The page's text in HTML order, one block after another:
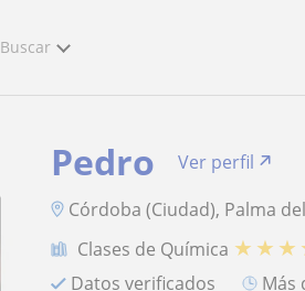
Buscar
Pedro
Ver perfil
Córdoba (Ciudad), Palma
Clases de Química ★ ★ ★
Datos verificados